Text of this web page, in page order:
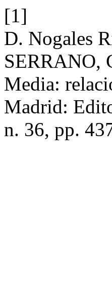
[1]
D. Nogales
SERRANO,
Media:
Madrid:
n. 36, pp.